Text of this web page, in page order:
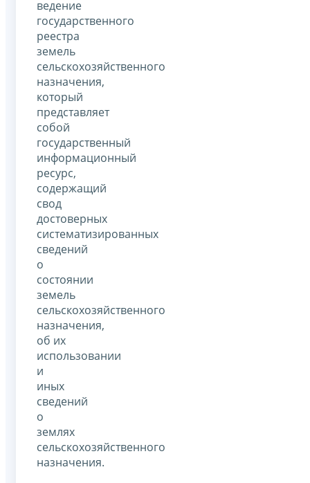
ведение
государственного
реестра
земель
сельскохозяйственного
назначения,
который
представляет
собой
государственный
информационный
ресурс,
содержащий
свод
достоверных
систематизированных
сведений
о
состоянии
земель
сельскохозяйственного
назначения,
об их
использовании
и
иных
сведений
о
землях
сельскохозяйственного
назначения.